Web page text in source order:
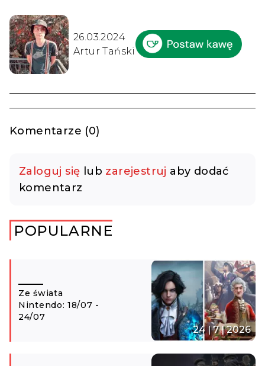
26.03.2024
Artur Tański
Komentarze (0)
Zaloguj się lub zarejestruj aby dodać
komentarz
POPULARNE
Ze świata
Nintendo: 18/07 -
24/07
24 | 7 | 2026